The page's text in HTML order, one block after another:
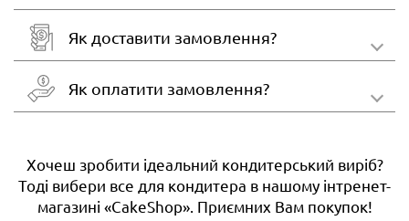
Як доставити замовлення?
Як оплатити замовлення?
Хочеш зробити ідеальний кондитерський виріб?
Тоді вибери все для кондитера в нашому інтренет-
магазині «CakeShop». Приємних Вам покупок!